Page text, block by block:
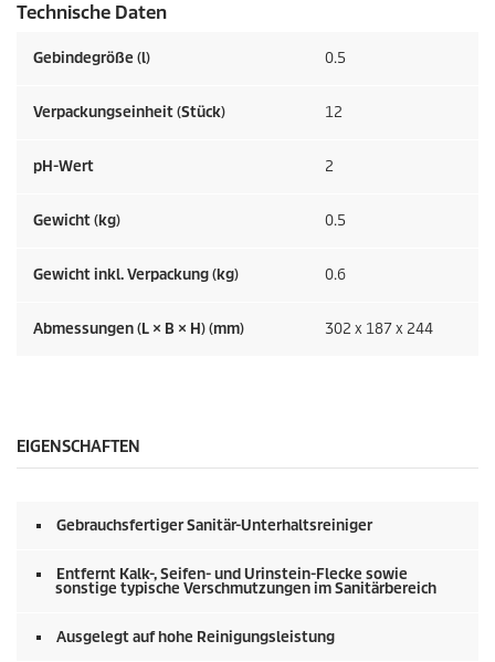
n
g
Technische Daten
Gebindegröße (l) 0.5
Verpackungseinheit (Stück) 12
pH-Wert 2
Gewicht (kg) 0.5
Gewicht inkl. Verpackung (kg) 0.6
Abmessungen (L × B × H) (mm) 302 x 187 x 244
EIGENSCHAFTEN
Gebrauchsfertiger Sanitär-Unterhaltsreiniger
Entfernt Kalk-, Seifen- und Urinstein-Flecke sowie
sonstige typische Verschmutzungen im Sanitärbereich
Ausgelegt auf hohe Reinigungsleistung